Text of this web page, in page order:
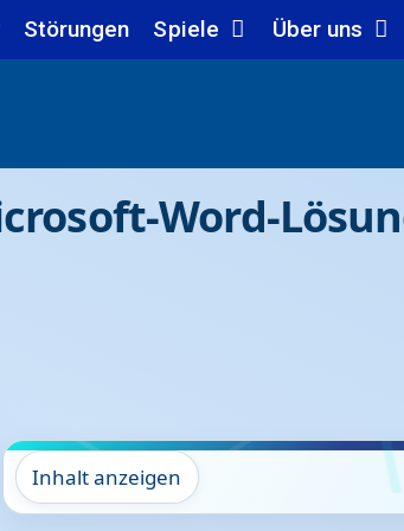
Störungen Spiele Über uns
Word-
Inhalt anzeigen